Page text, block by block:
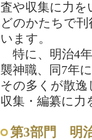
査や収集に力を
どのかたちで
います。
特に、明治4
襲神職、同7年
その多くが散
収集・編纂に力
第3部門 明